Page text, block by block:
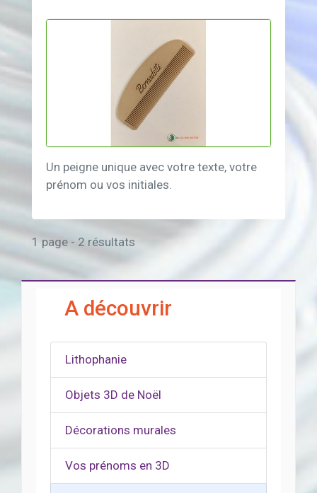
Un peigne unique avec votre texte, votre
prénom ou vos initiales.
1 page - 2 résultats
A découvrir
Lithophanie
Objets 3D de Noël
Décorations murales
Vos prénoms en 3D